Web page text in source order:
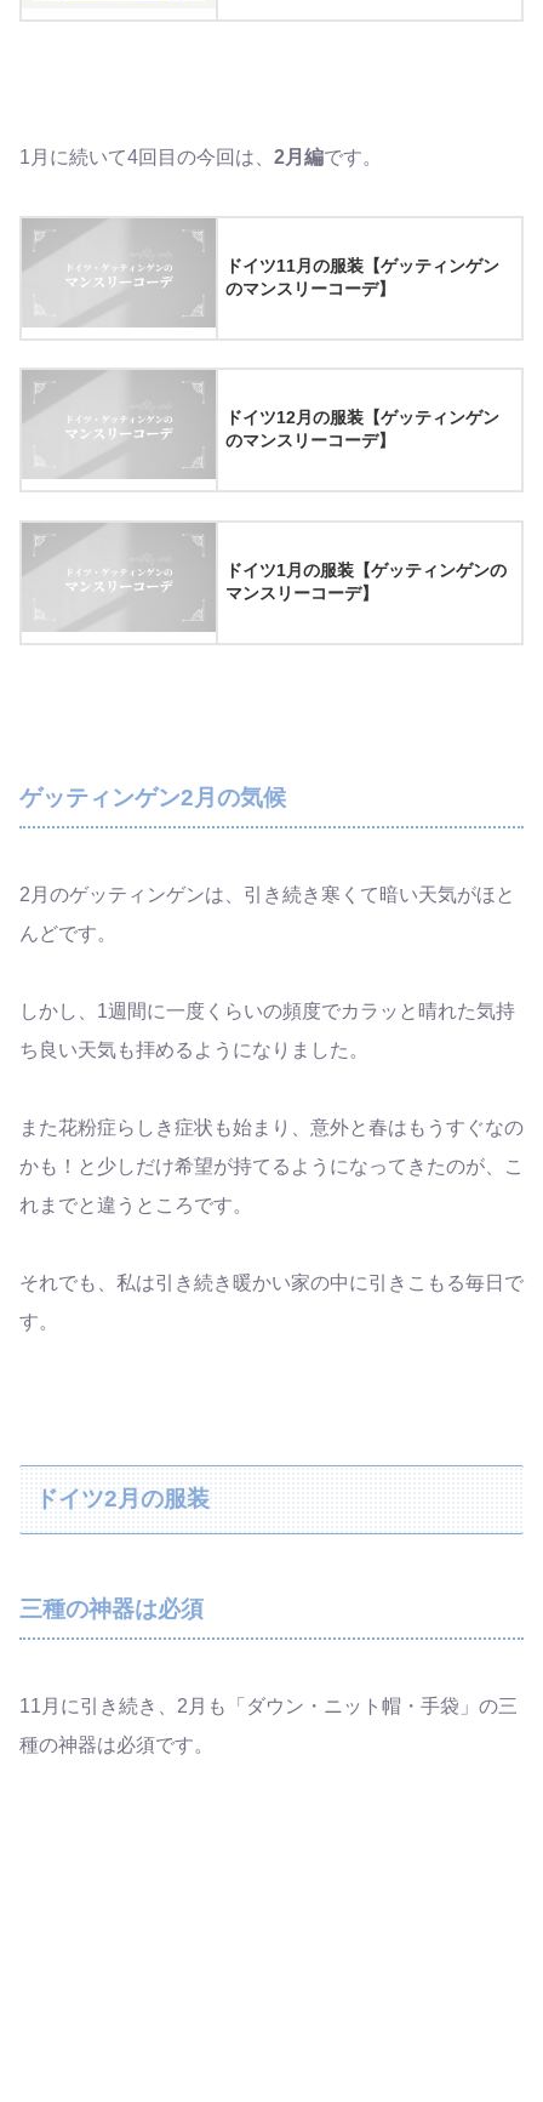
ンの魅力8選
1月に続いて4回目の今回は、 2月編です。
ドイツ11月の服装【ゲッティンゲン
のマンスリーコーデ】
ドイツ12月の服装【ゲッティンゲン
のマンスリーコーデ】
ドイツ1月の服装【ゲッティンゲンの
マンスリーコーデ】
ゲッティンゲン2月の気候
2月のゲッティンゲンは、引き続き寒くて暗い天気がほと
んどです。
しかし、1週間に一度くらいの頻度でカラッと晴れた気持
ち良い天気も拝めるようになりました。
また花粉症らしき症状も始まり、意外と春はもうすぐなの
かも！と少しだけ希望が持てるようになってきたのが、こ
れまでと違うところです。
それでも、私は引き続き暖かい家の中に引きこもる毎日で
す。
ドイツ2月の服装
三種の神器は必須
11月に引き続き、2月も「ダウン・ニット帽・手袋」の三
種の神器は必須です。